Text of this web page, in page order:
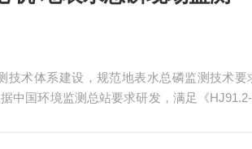
技术体系建设，规范地表水总磷监测技术
中国环境监测总站要求研发，满足《